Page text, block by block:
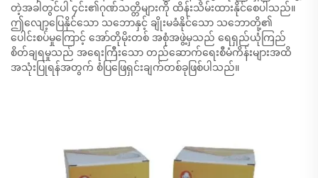
တဲ့အခါတွင်ပါ ၄င်း၏ဂုဏ်သတ္တိများကို ထိန်းသိမ်းထားနိုင်စေပါသည်။
ဤလျော့ပြေနိုင်သော သဘောနှင့် ချိုးမခံနိုင်သော သဘောတို့၏
ပေါင်းစပ်မှုကြောင့် အော်တိုမိုးတစ် အစုံအဖွဲ့မှသည် ရေရှည်ယုံကြည်
စိတ်ချရမှုသည် အရေးကြီးသော တည်ဆောက်ရေးစီမံကိန်းများအထိ
အသုံးပြုရန်အတွက် စံပြဖြေရှင်းချက်တစ်ခုဖြစ်ပါသည်။